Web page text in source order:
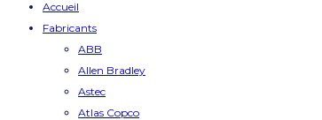
Accueil
Fabricants
ABB
Allen Bradley
Astec
Atlas Copco